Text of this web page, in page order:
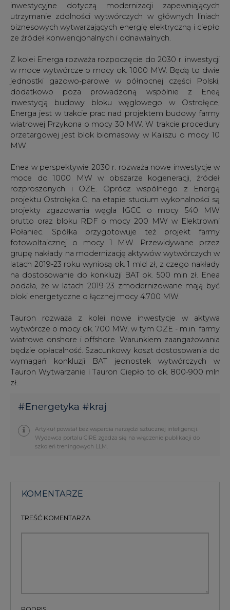
inwestycyjne dotyczą modernizacji zapewniających
utrzymanie zdolności wytwórczych w głównych liniach
biznesowych wytwarzających energię elektryczną i ciepło
ze źródeł konwencjonalnych i odnawialnych.
Z kolei Energa rozważa rozpoczęcie do 2030 r. inwestycji
w moce wytwórcze o mocy ok. 1000 MW. Będą to dwie
jednostki gazowo-parowe w północnej części Polski,
dodatkowo poza prowadzoną wspólnie z Eneą
inwestycją budowy bloku węglowego w Ostrołęce,
Energa jest w trakcie prac nad projektem budowy farmy
wiatrowej Przykona o mocy 30 MW. W trakcie procedury
przetargowej jest blok biomasowy w Kaliszu o mocy 10
MW.
Enea w perspektywie 2030 r. rozważa nowe inwestycje w
moce do 1000 MW w obszarze kogeneracji, źródeł
rozproszonych i OZE. Oprócz wspólnego z Energą
projektu Ostrołęka C, na etapie studium wykonalności są
projekty zgazowania węgla IGCC o mocy 540 MW
brutto oraz bloku RDF o mocy 200 MW w Elektrowni
Połaniec. Spółka przygotowuje też projekt farmy
fotowoltaicznej o mocy 1 MW. Przewidywane przez
grupę nakłady na modernizację aktywów wytwórczych w
latach 2019-23 roku wyniosą ok. 1 mld zł, z czego nakłady
na dostosowanie do konkluzji BAT ok. 500 mln zł. Enea
podała, że w latach 2019-23 zmodernizowane mają być
bloki energetyczne o łącznej mocy 4.700 MW.
Tauron rozważa z kolei nowe inwestycje w aktywa
wytwórcze o mocy ok. 700 MW, w tym OZE - m.in. farmy
wiatrowe onshore i offshore. Warunkiem zaangażowania
będzie opłacalność. Szacunkowy koszt dostosowania do
wymagań konkluzji BAT jednostek wytwórczych w
Tauron Wytwarzanie i Tauron Ciepło to ok. 800-900 mln
zł.
#Energetyka #kraj
Artykuł powstał bez wsparcia narzędzi sztucznej inteligencji.
Wydawca portalu CIRE zgadza się na włączenie publikacji do
szkoleń treningowych LLM.
KOMENTARZE
TREŚĆ KOMENTARZA